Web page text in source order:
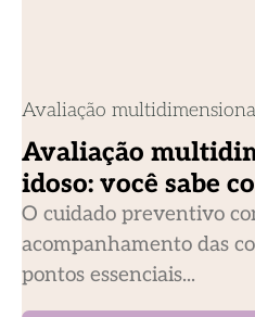
Avaliação
Avaliação
idoso: você sabe
O cuidado preventivo
acompanhamento das
pontos essenciais...